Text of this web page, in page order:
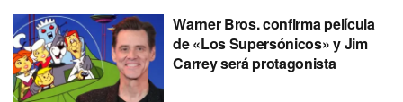
Warner Bros. confirma película
de «Los Supersónicos» y Jim
Carrey será protagonista